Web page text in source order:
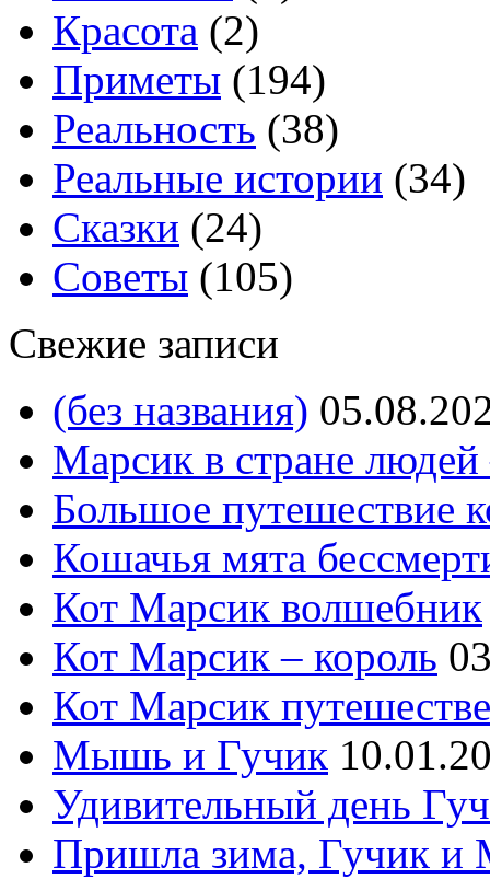
Красота (2)
Приметы (194)
Реальность (38)
Реальные истории (34)
Сказки (24)
Советы (105)
Свежие записи
(без названия)
Марсик в стране людей
Большое путешествие
Кошачья мята
Кот Марсик волшебник
Кот Марсик – король
Кот Марсик
Мышь и Гучик
Удивительный день
Пришла зима, Гучик